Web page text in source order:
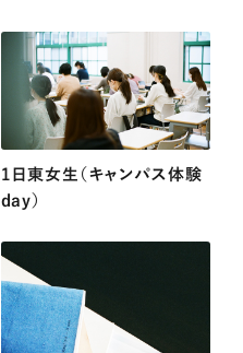
1日東女生（キャンパス体験
day）